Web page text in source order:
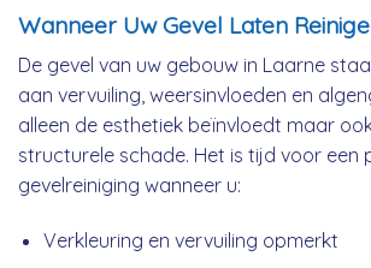
Wanneer Uw Gevel Laten
De gevel van uw gebouw in Laarne
aan vervuiling, weersinvloeden en
alleen de esthetiek beïnvloedt maar
structurele schade. Het is tijd voor een
gevelreiniging wanneer u:
Verkleuring en vervuiling opmerkt